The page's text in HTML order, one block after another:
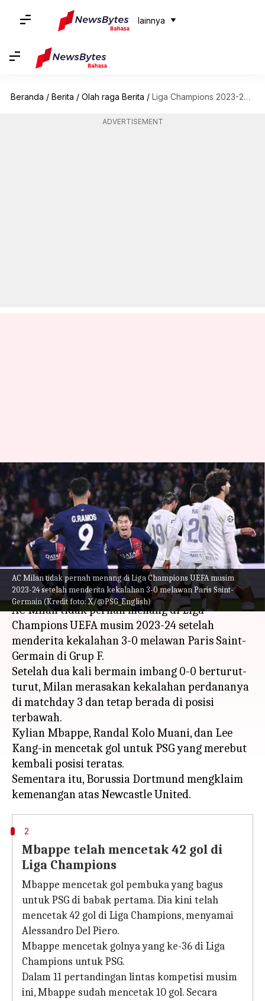
lainnya
Beranda / Berita / Olah raga Berita / Liga Champions 2023-24, Milan tetap tanpa kemenangan setelah kalah dari PSG: Statistik
ADVERTISEMENT
AC Milan tidak pernah menang di Liga Champions UEFA musim
2023-24 setelah menderita kekalahan 3-0 melawan Paris Saint-
Germain (Kredit foto: X/@PSG_English)
Liga Champions 2023-24, Milan
tetap tanpa kemenangan
setelah kalah dari PSG:
Statistik
menulis Bob Oct 26, 2023 11:29 am
Apa ceritanya
AC Milan tidak pernah menang di Liga
Champions UEFA musim 2023-24 setelah
menderita kekalahan 3-0 melawan Paris Saint-
Germain di Grup F.
Setelah dua kali bermain imbang 0-0 berturut-
turut, Milan merasakan kekalahan perdananya
di matchday 3 dan tetap berada di posisi
terbawah.
Kylian Mbappe, Randal Kolo Muani, dan Lee
Kang-in mencetak gol untuk PSG yang merebut
kembali posisi teratas.
Sementara itu, Borussia Dortmund mengklaim
2
Mbappe telah mencetak 42 gol di
Liga Champions
Mbappe mencetak gol pembuka yang bagus
untuk PSG di babak pertama. Dia kini telah
mencetak 42 gol di Liga Champions, menyamai
Alessandro Del Piero.
Mbappe mencetak golnya yang ke-36 di Liga
Champions untuk PSG.
Dalam 11 pertandingan lintas kompetisi musim
ini, Mbappe sudah mencetak 10 gol. Secara